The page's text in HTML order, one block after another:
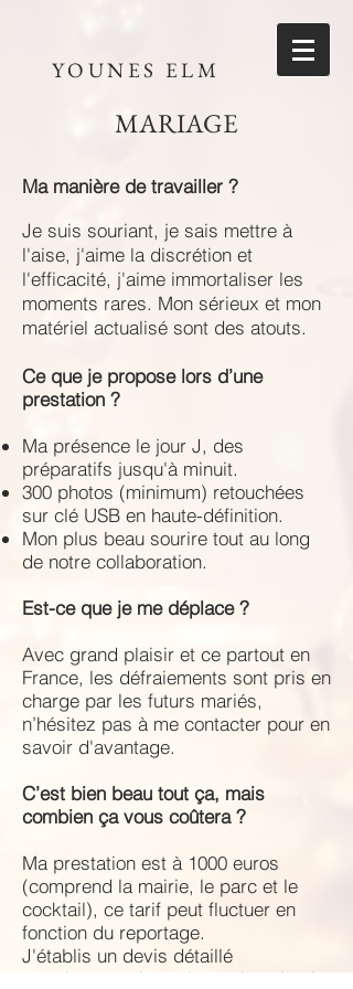
YOUNES ELM
MARIAGE
Ma manière de travailler ?
Je suis souriant, je sais mettre à
l'aise, j'aime la discrétion et
l'efficacité, j'aime immortaliser les
moments rares. Mon sérieux et mon
matériel actualisé sont des atouts.
Ce que je propose lors d’une
prestation ?
Ma présence le jour J, des
préparatifs jusqu'à minuit.
300 photos (minimum) retouchées
sur clé USB en haute-définition.
Mon plus beau sourire tout au long
de notre collaboration.
Est-ce que je me déplace ?
Avec grand plaisir et ce partout en
France, les défraiements sont pris en
charge par les futurs mariés,
n’hésitez pas à me contacter pour en
savoir d'avantage.
C’est bien beau tout ça, mais
combien ça vous coûtera ?
Ma prestation est à 1000 euros
(comprend la mairie, le parc et le
cocktail), ce tarif peut fluctuer en
fonction du reportage.
J'établis un devis détaillé
gratuitement donc n'attendez plus !